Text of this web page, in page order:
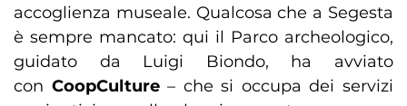
accoglienza museale. Qualcosa che a Segesta
è sempre mancato: qui il Parco archeologico,
guidato da Luigi Biondo, ha avviato
con CoopCulture– che si occupa dei servizi